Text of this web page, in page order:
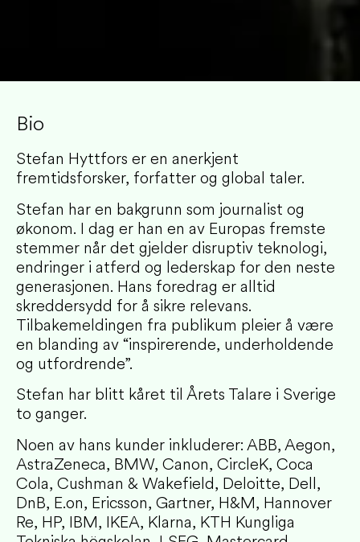
Bio
Stefan Hyttfors er en anerkjent
fremtidsforsker, forfatter og global taler.
Stefan har en bakgrunn som journalist og
økonom. I dag er han en av Europas fremste
stemmer når det gjelder disruptiv teknologi,
endringer i atferd og lederskap for den neste
generasjonen. Hans foredrag er alltid
skreddersydd for å sikre relevans.
Tilbakemeldingen fra publikum pleier å være
en blanding av “inspirerende, underholdende
og utfordrende”.
Stefan har blitt kåret til Årets Talare i Sverige
to ganger.
Noen av hans kunder inkluderer: ABB, Aegon,
AstraZeneca, BMW, Canon, CircleK, Coca
Cola, Cushman & Wakefield, Deloitte, Dell,
DnB, E.on, Ericsson, Gartner, H&M, Hannover
Re, HP, IBM, IKEA, Klarna, KTH Kungliga